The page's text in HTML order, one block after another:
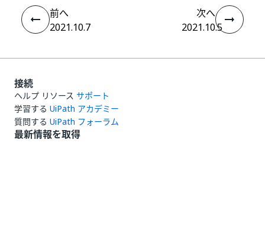
前へ
2021.10.7
次へ
2021.10.5
接続
ヘルプ リソース サポート
学習する UiPath アカデミー
質問する UiPath フォーラム
最新情報を取得